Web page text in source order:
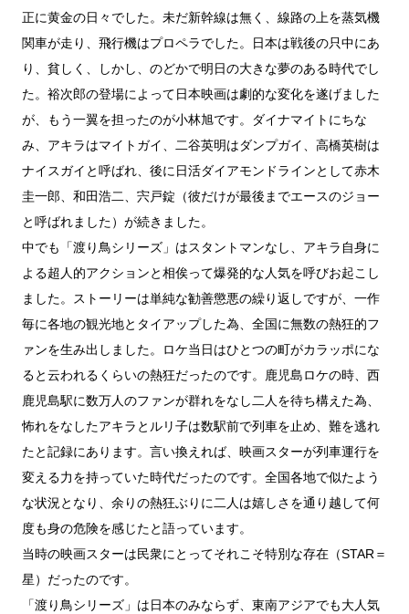
正に黄金の日々でした。未だ新幹線は無く、線路の上を蒸気機
関車が走り、飛行機はプロペラでした。日本は戦後の只中にあ
り、貧しく、しかし、のどかで明日の大きな夢のある時代でし
た。裕次郎の登場によって日本映画は劇的な変化を遂げました
が、もう一翼を担ったのが小林旭です。ダイナマイトにちな
み、アキラはマイトガイ、二谷英明はダンプガイ、高橋英樹は
ナイスガイと呼ばれ、後に日活ダイアモンドラインとして赤木
圭一郎、和田浩二、宍戸錠（彼だけが最後までエースのジョー
と呼ばれました）が続きました。
中でも「渡り鳥シリーズ」はスタントマンなし、アキラ自身に
よる超人的アクションと相俟って爆発的な人気を呼びお起こし
ました。ストーリーは単純な勧善懲悪の繰り返しですが、一作
毎に各地の観光地とタイアップした為、全国に無数の熱狂的フ
ァンを生み出しました。ロケ当日はひとつの町がカラッポにな
ると云われるくらいの熱狂だったのです。鹿児島ロケの時、西
鹿児島駅に数万人のファンが群れをなし二人を待ち構えた為、
怖れをなしたアキラとルリ子は数駅前で列車を止め、難を逃れ
たと記録にあります。言い換えれば、映画スターが列車運行を
変える力を持っていた時代だったのです。全国各地で似たよう
な状況となり、余りの熱狂ぶりに二人は嬉しさを通り越して何
度も身の危険を感じたと語っています。
当時の映画スターは民衆にとってそれこそ特別な存在（STAR＝
星）だったのです。
「渡り鳥シリーズ」は日本のみならず、東南アジアでも大人気